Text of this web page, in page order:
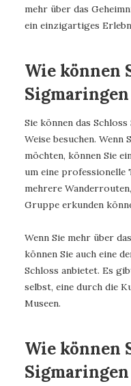
mehr über das
ein einzigartiges
Wie können
Sigmaringen
Sie können das
Weise besuchen. Wenn
möchten, können Sie
um eine professionelle
mehrere
Gruppe erkunden
Wenn Sie mehr über
können Sie auch eine
Schloss anbietet. Es
selbst, eine durch die
Museen.
Wie können
Sigmaringen